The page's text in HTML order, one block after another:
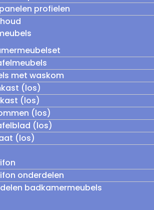
profielen
met waskom
(los)
(los)
(los)
(los)
(los)
onderdelen
badkamermeubels